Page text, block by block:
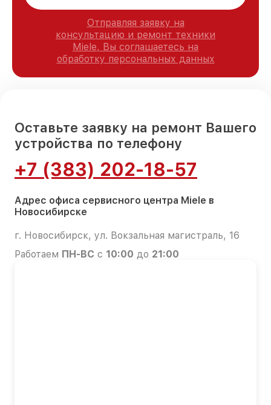
Отправляя заявку на
консультацию и ремонт техники
Miele, Вы соглашаетесь на
обработку персональных данных
Оставьте заявку на ремонт Вашего
устройства по телефону
+7 (383) 202-18-57
Адрес офиса сервисного центра Miele в
Новосибирске
г. Новосибирск, ул. Вокзальная магистраль, 16
Работаем ПН-ВС с 10:00 до 21:00